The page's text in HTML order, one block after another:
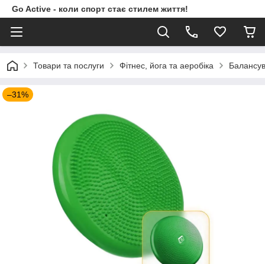
Go Active - коли спорт стає стилем життя!
Товари та послуги Фітнес, йога та аеробіка
–31%